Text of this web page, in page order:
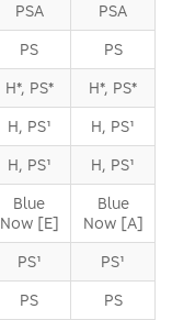
PSA PSA
PS PS
H*, PS* H*, PS*
H, PS¹ H, PS¹
H, PS¹ H, PS¹
Blue
Now [E]
Blue
Now [A]
PS¹ PS¹
PS PS